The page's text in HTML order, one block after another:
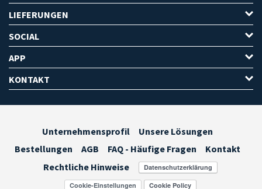
LIEFERUNGEN
SOCIAL
APP
KONTAKT
Unternehmensprofil
Unsere Lösungen
Bestellungen
AGB FAQ - Häufige Fragen
Kontakt
Rechtliche Hinweise
Cookie-Einstellungen